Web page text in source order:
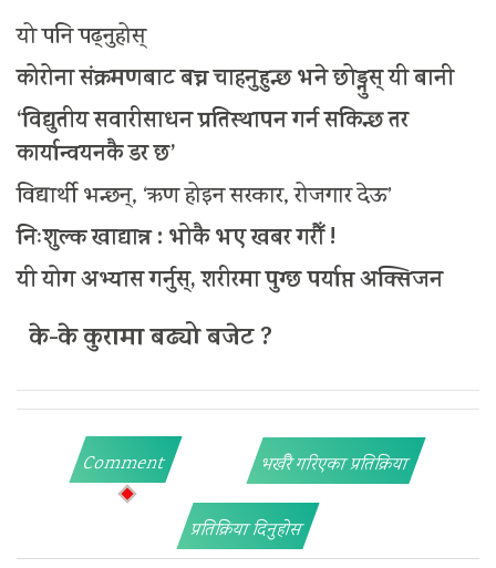
यो पनि पढ्नुहोस्
कोरोना संक्रमणबाट बच्न चाहनुहुन्छ भने छोड्नुस् यी बानी
‘विद्युतीय सवारीसाधन प्रतिस्थापन गर्न सकिन्छ तर
कार्यान्वयनकै डर छ’
विद्यार्थी भन्छन्, ‘ऋण होइन सरकार, रोजगार देऊ’
निःशुल्क खाद्यान्न : भोकै भए खबर गरौँ !
यी योग अभ्यास गर्नुस्, शरीरमा पुग्छ पर्याप्त अक्सिजन
के-के कुरामा बढ्यो बजेट ?
Comment भर्खरै गरिएका प्रतिक्रिया
प्रतिक्रिया दिनुहोस